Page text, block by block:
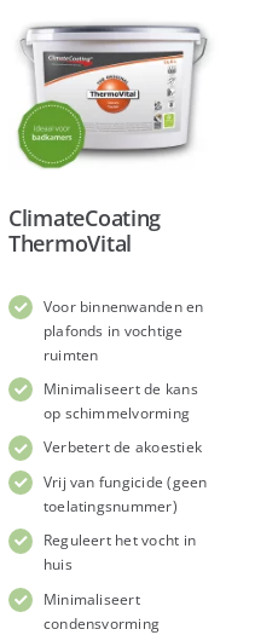
ClimateCoating
ThermoVital
Voor binnenwanden en
plafonds in vochtige
ruimten
Minimaliseert de kans
op schimmelvorming
Verbetert de akoestiek
Vrij van fungicide (geen
toelatingsnummer)
Reguleert het vocht in
huis
Minimaliseert
condensvorming